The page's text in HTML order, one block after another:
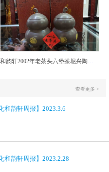
和韵轩2002年老茶头六堡茶坭兴陶葫芦茶罐
和韵轩周报】2023.3.6
和韵轩周报】2023.2.28
查看更多 >